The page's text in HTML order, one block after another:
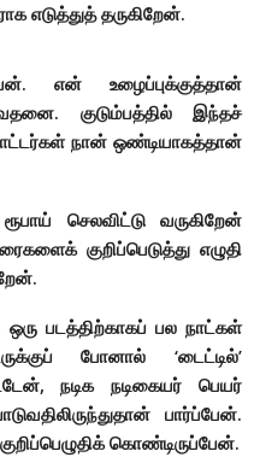
எடுத்துத் தருகிறேன்.
என் உழைப்புக்குத்தான்
குடும்பத்தில் இந்தச்
நான் ஒண்டியாகத்தான்
செலவிட்டு வருகிறேன்
குறிப்பெடுத்து எழுதி
படத்திற்காகப் பல நாட்கள்
போனால் ‘டைட்டில்’
நடிக நடிகையர் பெயர்
பார்ப்பேன்.
கொண்டிருப்பேன்.